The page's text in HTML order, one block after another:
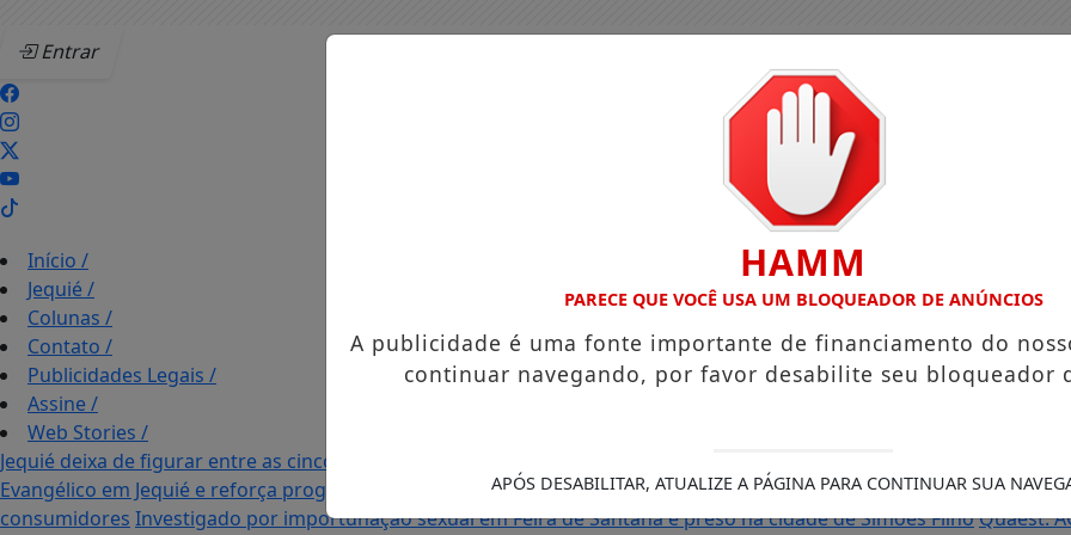
Entrar
Início /
Jequié/
Colunas /
Contato /
Publicidades Legais /
Assine/
Web Stories /
Jequié deixa de figurar entre as cinco cidades mais violentas do Brasil e cai para a 6ª posição em novo Anuário da
Evangélico em Jequié e reforça programação com Thalles RobertoReforma tributária muda cobrança de impostos
consumidores Investigado por importunação sexual em Feira de Santana é preso na cidade de Simões FilhoQuaest:
HAMM
PARECE QUE VOCÊ USA UM BLOQUEADOR DE ANÚNCIOS
A publicidade é uma fonte importante de financiamento do
continuar navegando, por favor desabilite seu bloqueador
APÓS DESABILITAR, ATUALIZE A PÁGINA PARA CONTINUAR SUA